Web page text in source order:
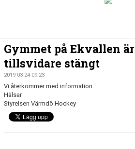
ISTIDER
OM KLUBBEN
HISTORIA
DOKUMENT
Gymmet på Ekvallen är
tillsvidare stängt
2019-03-24 09:23
Vi återkommer med information.
Hälsar
Styrelsen Värmdö Hockey